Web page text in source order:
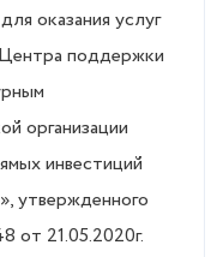
оказания услуг
поддержки
организации
инвестиций
утвержденного
от 21.05.2020г.